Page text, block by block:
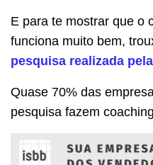
E para te mostrar que o
funciona muito bem,
pesquisa realizada
Quase 70% das
pesquisa fazem